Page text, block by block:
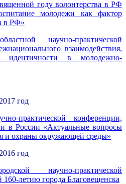
году волонтерства в РФ
молодежи как фактор
в РФ»
научно-практической
взаимодействия,
идентичности в молодежно-
2017 год
практической конференции,
в России «Актуальные вопросы
и охраны окружающей среды»
2016 год
научно-практической
летию города Благовещенска